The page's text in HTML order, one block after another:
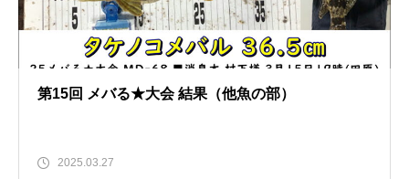
第15回 メバる★大会 結果（他魚の部）
2025.03.27